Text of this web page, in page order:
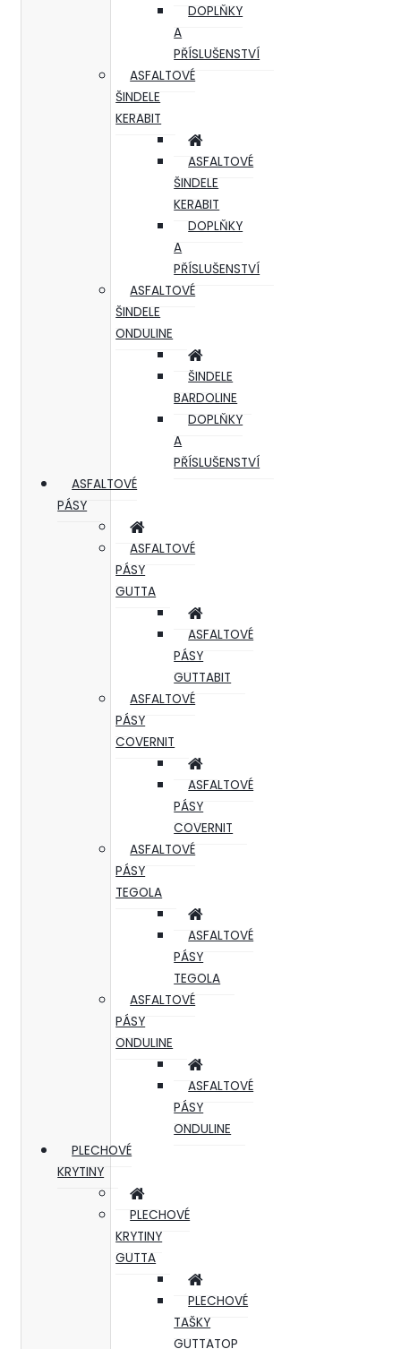
DOPLŇKY
A
PŘÍSLUŠENSTVÍ
ASFALTOVÉ
ŠINDELE
KERABIT
ASFALTOVÉ
ŠINDELE
KERABIT
DOPLŇKY
A
PŘÍSLUŠENSTVÍ
ASFALTOVÉ
ŠINDELE
ONDULINE
ŠINDELE
BARDOLINE
DOPLŇKY
A
PŘÍSLUŠENSTVÍ
ASFALTOVÉ
PÁSY
ASFALTOVÉ
PÁSY
GUTTA
ASFALTOVÉ
PÁSY
GUTTABIT
ASFALTOVÉ
PÁSY
COVERNIT
ASFALTOVÉ
PÁSY
COVERNIT
ASFALTOVÉ
PÁSY
TEGOLA
ASFALTOVÉ
PÁSY
TEGOLA
ASFALTOVÉ
PÁSY
ONDULINE
ASFALTOVÉ
PÁSY
ONDULINE
PLECHOVÉ
KRYTINY
PLECHOVÉ
KRYTINY
GUTTA
PLECHOVÉ
TAŠKY
GUTTATOP